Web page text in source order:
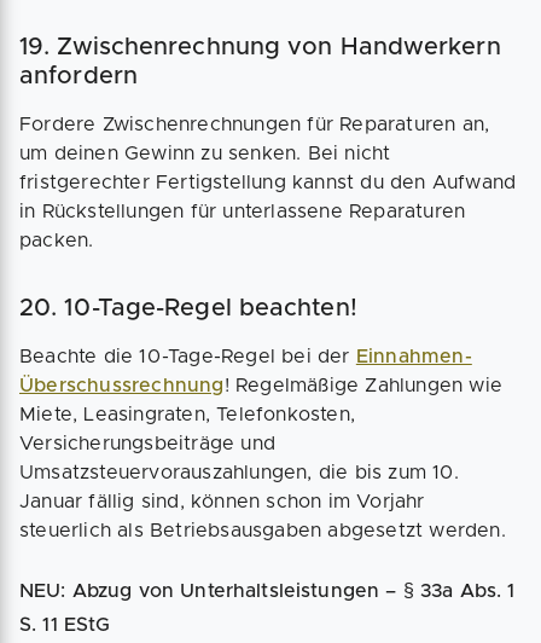
19. Zwischenrechnung von Handwerkern
anfordern
Fordere Zwischenrechnungen für Reparaturen an,
um deinen Gewinn zu senken. Bei nicht
fristgerechter Fertigstellung kannst du den Aufwand
in Rückstellungen für unterlassene Reparaturen
packen.
20. 10-Tage-Regel beachten!
Beachte die 10-Tage-Regel bei der Einnahmen-
Überschussrechnung! Regelmäßige Zahlungen wie
Miete, Leasingraten, Telefonkosten,
Versicherungsbeiträge und
Umsatzsteuervorauszahlungen, die bis zum 10.
Januar fällig sind, können schon im Vorjahr
steuerlich als Betriebsausgaben abgesetzt werden.
NEU: Abzug von Unterhaltsleistungen – § 33a Abs. 1
S. 11 EStG